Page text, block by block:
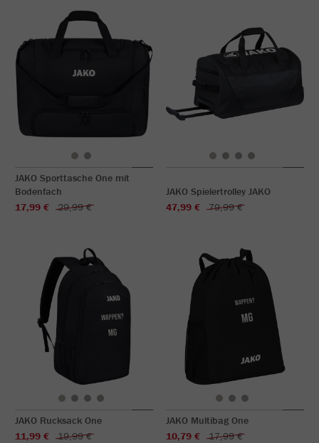
JAKO Sporttasche One mit
Bodenfach
17,99 €
29,99 €
JAKO Spielertrolley JAKO
47,99 €
79,99 €
JAKO Rucksack One
11,99 €
19,99 €
JAKO Multibag One
10,79 €
17,99 €